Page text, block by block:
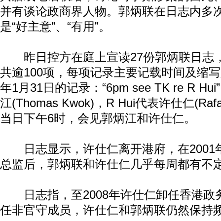
并有谈论政商界人物。郭炳联在日志内多
是“好主意”、“有用”。
昨日控方在庭上宣读27份郭炳联日志
共逾100项，每项记录主要记载时间及缩
年1月31日的记录：“6pm see TK re R
江(Thomas Kwok)，R Hui代表许仕仁
当日下午6时，会见郭炳江和许仕仁。
日志显示，许仕仁离开港府，在2001
总监后，郭炳联和许仕仁几乎每周都有不
日志指，至2008年许仕仁卸任香港政
任非官守成员，许仕仁和郭炳联仍然保持